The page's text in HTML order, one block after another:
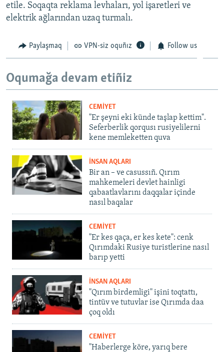
RFE/RS bütün saytları
etile. Soqaqta reklama levhaları, yol işaretleri ve
elektrik ağlarından uzaq turmalı.
Paylaşmaq VPN-siz oquñız Follow us
Oqumağa devam etiñiz
CEMİYET
"Er şeyni eki künde taşlap kettim".
Seferberlik qorqusı rusiyelilerni
kene memleketten quva
İNSAN AQLARI
Bir an – ve casussıñ. Qırım
mahkemeleri devlet hainligi
qabaatlavlarını daqqalar içinde
nasıl baqalar
CEMİYET
"Er kes qaça, er kes kete": cenk
Qırımdaki Rusiye turistlerine nasıl
barıp yetti
İNSAN AQLARI
"Qırım birdemligi" işini toqtattı,
tintüv ve tutuvlar ise Qırımda daa
çoq oldı
CEMİYET
"Haberlerge köre, yarıq bere